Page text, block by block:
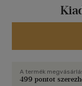
A termék
499 pontot